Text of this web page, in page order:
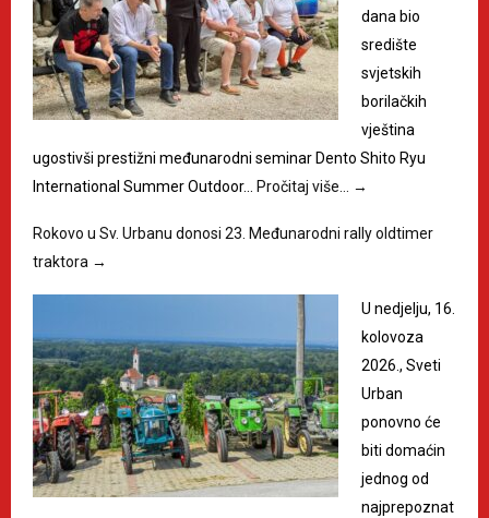
dana bio
središte
svjetskih
borilačkih
vještina
ugostivši prestižni međunarodni seminar Dento Shito Ryu
International Summer Outdoor… Pročitaj više… →
Rokovo u Sv. Urbanu donosi 23. Međunarodni rally oldtimer
traktora →
U nedjelju, 16.
kolovoza
2026., Sveti
Urban
ponovno će
biti domaćin
jednog od
najprepoznat